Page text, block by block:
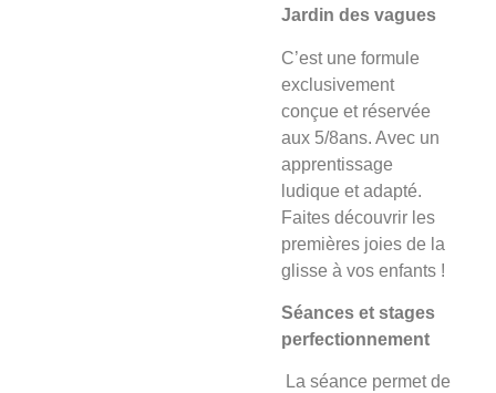
Jardin des vagues
C’est une formule
exclusivement
conçue et réservée
aux 5/8ans. Avec un
apprentissage
ludique et adapté.
Faites découvrir les
premières joies de la
glisse à vos enfants !
Séances et stages
perfectionnement
La séance permet de